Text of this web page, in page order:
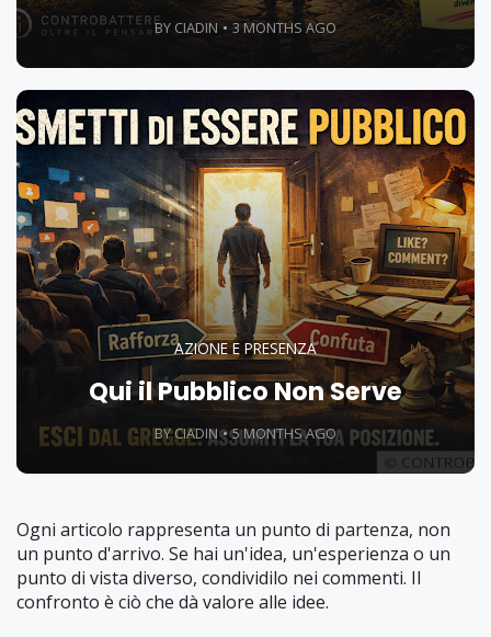
BY CIADIN 3 MONTHS AGO
AZIONE E PRESENZA
Qui il Pubblico Non Serve
BY CIADIN 5 MONTHS AGO
Ogni articolo rappresenta un punto di partenza, non
un punto d'arrivo. Se hai un'idea, un'esperienza o un
punto di vista diverso, condividilo nei commenti. Il
confronto è ciò che dà valore alle idee.